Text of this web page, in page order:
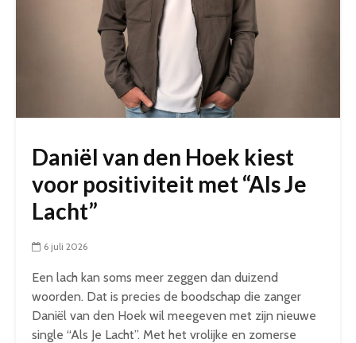
Daniël van den Hoek kiest
voor positiviteit met “Als Je
Lacht”
6 juli 2026
Een lach kan soms meer zeggen dan duizend
woorden. Dat is precies de boodschap die zanger
Daniël van den Hoek wil meegeven met zijn nieuwe
single “Als Je Lacht”. Met het vrolijke en zomerse